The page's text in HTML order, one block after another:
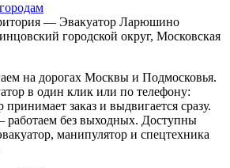
— Эвакуатор Ларюшино
городской округ, Московская
на дорогах Москвы и Подмосковья.
в один клик или по телефону:
заказ и выдвигается сразу.
без выходных. Доступны
манипулятор и спецтехника